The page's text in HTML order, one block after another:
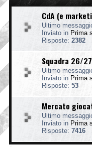
CdA (e
Ultimo
Inviato in Prima
Risposte: 2382
Squadra 26/27
Ultimo
Inviato in Prima
Risposte: 53
Mercato
Ultimo
Inviato in Prima
Risposte: 7416